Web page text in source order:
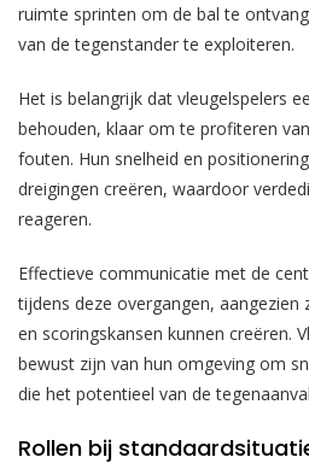
ruimte sprinten om de bal te
van de tegenstander te exploiteren.
Het is belangrijk dat vleugelspelers
behouden, klaar om te profiteren
fouten. Hun snelheid en
dreigingen creëren, waardoor
reageren.
Effectieve communicatie met de
tijdens deze overgangen, aangezien
en scoringskansen kunnen creëren.
bewust zijn van hun omgeving om
die het potentieel van de
Rollen bij